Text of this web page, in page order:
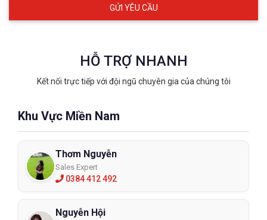
HỖ TRỢ NHANH
Kết nối trực tiếp với đội ngũ chuyên gia của chúng tôi
Khu Vực Miền Nam
Thơm Nguyễn
Sales Expert
0384 412 492
Nguyễn Hội